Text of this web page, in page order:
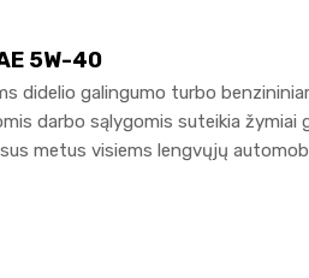
5W-40
didelio galingumo turbo
darbo sąlygomis suteikia
metus visiems lengvųjų